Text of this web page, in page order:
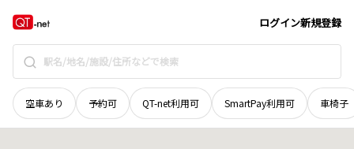
ログイン新規登録
空車あり 予約可 QT-net利用可 SmartPay利用可 車椅子
奈良県